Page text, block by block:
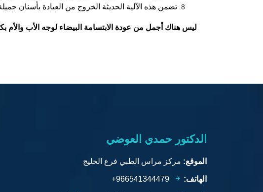
تضمن هذه الآلية الحديثة الخروج من العيادة بأسنان
ليس هناك أجمل من عودة الابتسامة البيضاء لوجه الأب
الدكتور حمدي العوضي
الموقع: مركز مراس الطبي فرع الخليج
الهاتف: 966541344479+